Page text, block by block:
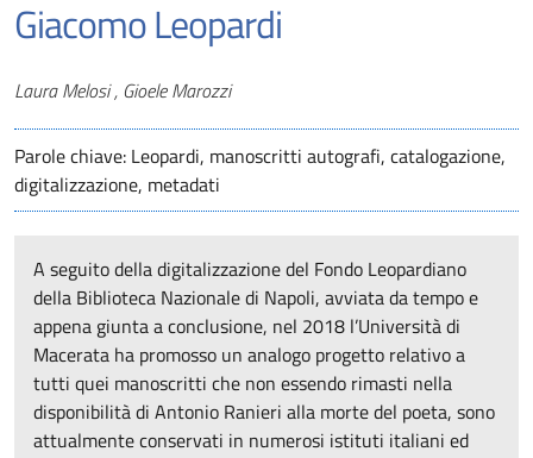
Giacomo Leopardi
Autori
Laura Melosi , Gioele Marozzi
Parole chiave: Leopardi, manoscritti autografi, catalogazione,
digitalizzazione, metadati
A seguito della digitalizzazione del Fondo Leopardiano
della Biblioteca Nazionale di Napoli, avviata da tempo e
appena giunta a conclusione, nel 2018 l’Università di
Macerata ha promosso un analogo progetto relativo a
tutti quei manoscritti che non essendo rimasti nella
disponibilità di Antonio Ranieri alla morte del poeta, sono
attualmente conservati in numerosi istituti italiani ed